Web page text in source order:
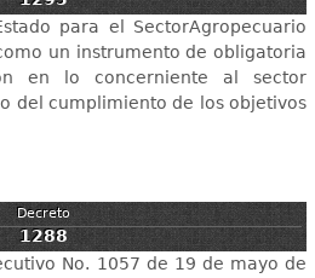
para el SectorAgropecuario
un instrumento de obligatoria
en lo concerniente al sector
del cumplimiento de los objetivos
Decreto
1288
No. 1057 de 19 de mayo de